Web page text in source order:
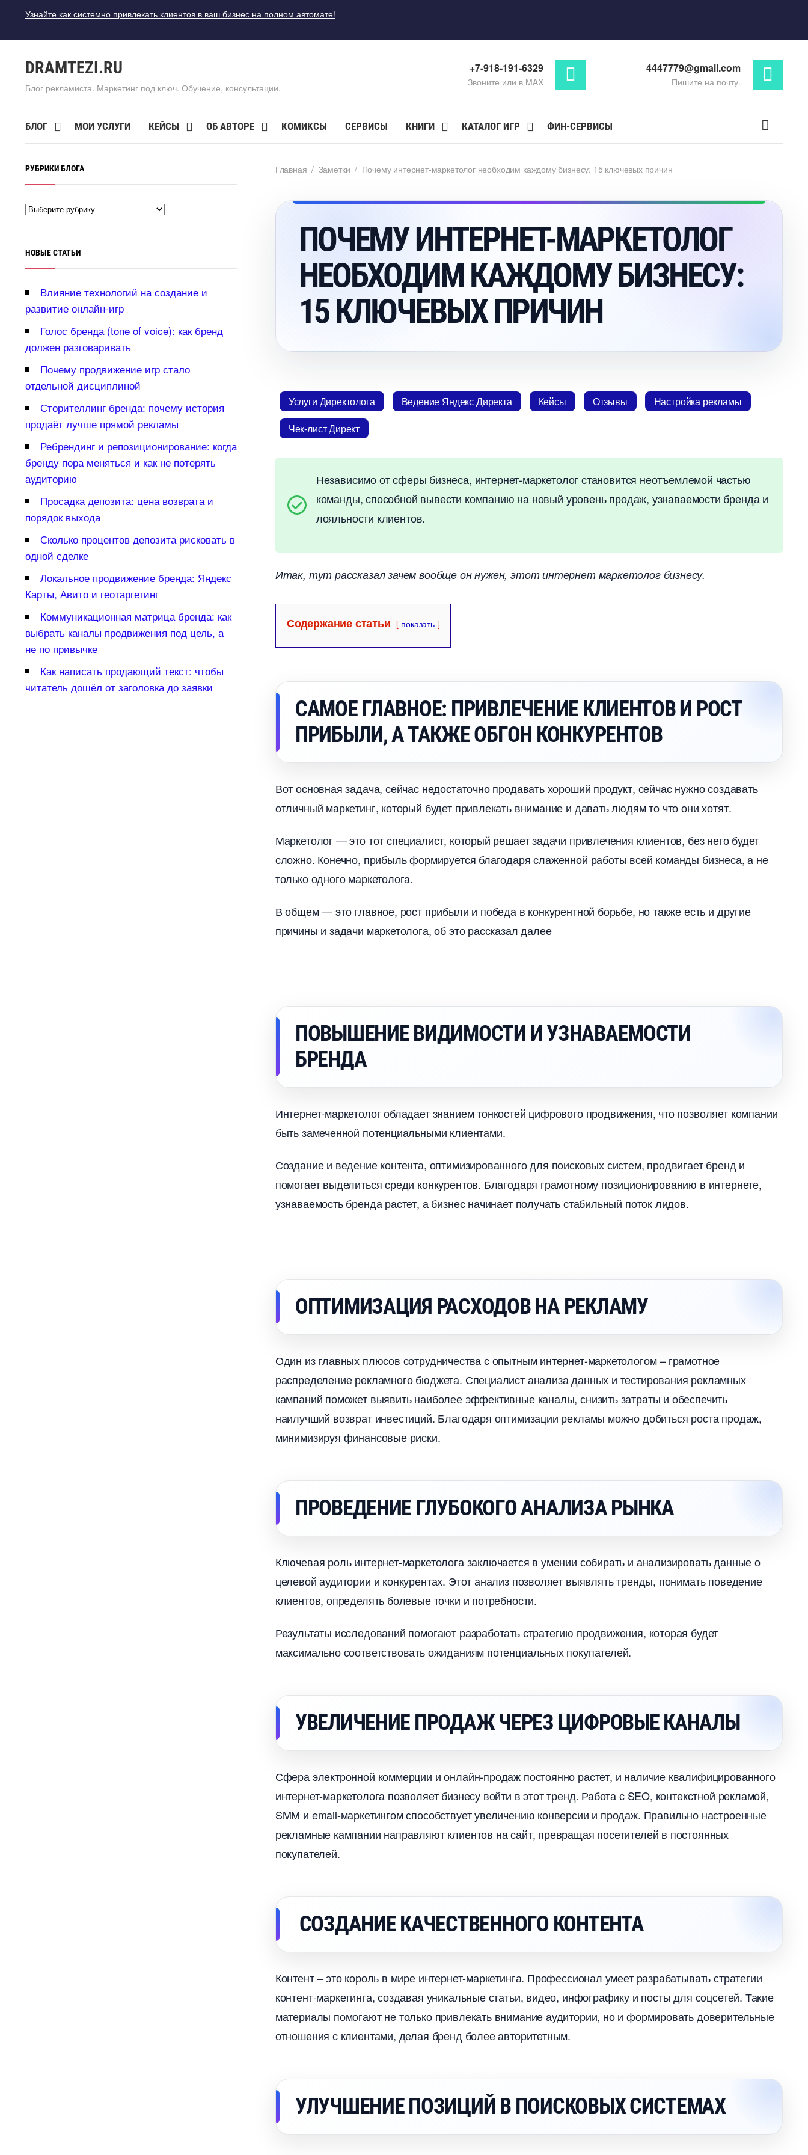
Узнайте как системно привлекать клиентов в ваш бизнес на полном автомате!
DRAMTEZI.RU
Блог рекламиста. Маркетинг под ключ. Обучение, консультации.
+7-918-191-6329
Звоните или в MAX
4447779@gmail.com
Пишите на почту.
БЛОГ МОИ УСЛУГИ КЕЙСЫ ОБ АВТОРЕ КОМИКСЫ СЕРВИСЫ КНИГИ КАТАЛОГ ИГР ФИН-СЕРВИСЫ
Главная / Заметки / Почему интернет-маркетолог необходим каждому бизнесу: 15 ключевых причин
ПОЧЕМУ ИНТЕРНЕТ-МАРКЕТОЛОГ
НЕОБХОДИМ КАЖДОМУ БИЗНЕСУ:
15 КЛЮЧЕВЫХ ПРИЧИН
Услуги Директолога едение Яндекс Директа Кейсы Отзывы
Настройка рекламы
Чек-лист Директ
Независимо от сферы бизнеса, интернет-маркетолог становится неотъемлемой частью
команды, способной вывести компанию на новый уровень продаж, узнаваемости бренда и
лояльности клиентов.
Итак, тут рассказал зачем вообще он нужен, этот интернет маркетолог бизнесу.
Содержание статьи показать
САМОЕ ГЛАВНОЕ: ПРИВЛЕЧЕНИЕ КЛИЕНТОВ И РОСТ
ПРИБЫЛИ, А ТАКЖЕ ОБГОН КОНКУРЕНТО
от основная задача, сейчас недостаточно продавать хороший продукт, сейчас нужно создавать
отличный маркетинг, который будет привлекать внимание и давать людям то что они хотят.
Маркетолог — это тот специалист, который решает задачи привлечения клиентов, без него будет
сложно. Конечно, прибыль формируется благодаря слаженной работы всей команды бизнеса, а не
только одного маркетолога.
общем — это главное, рост прибыли и победа в конкурентной борьбе, но также есть и другие
причины и задачи маркетолога, об это рассказал далее
ПОВЫШЕНИЕ ВИДИМОСТИ И УЗНАВАЕМОСТИ
БРЕНДА
Интернет-маркетолог обладает знанием тонкостей цифрового продвижения, что позволяет компании
ыть замеченной потенциальными клиентами.
Создание и ведение контента, оптимизированного для поисковых систем, продвигает бренд и
помогает выделиться среди конкурентов. Благодаря грамотному позиционированию в интернете,
узнаваемость бренда растет, а бизнес начинает получать стабильный поток лидов.
ОПТИМИЗАЦИЯ РАСХОДОВ НА РЕКЛАМУ
Один из главных плюсов сотрудничества с опытным интернет-маркетологом – грамотное
распределение рекламного бюджета. Специалист анализа данных и тестирования рекламных
кампаний поможет выявить наиболее эффективные каналы, снизить затраты и обеспечить
наилучший возврат инвестиций. Благодаря оптимизации рекламы можно добиться роста продаж,
минимизируя финансовые риски.
ПРОВЕДЕНИЕ ГЛУБОКОГО АНАЛИЗА РЫНКА
Ключевая роль интернет-маркетолога заключается в умении собирать и анализировать данные о
целевой аудитории и конкурентах. Этот анализ позволяет выявлять тренды, понимать поведение
клиентов, определять болевые точки и потребности.
Результаты исследований помогают разработать стратегию продвижения, которая будет
максимально соответствовать ожиданиям потенциальных покупателей.
УВЕЛИЧЕНИЕ ПРОДАЖ ЧЕРЕЗ ЦИФРОВЫЕ КАНАЛЫ
Сфера электронной коммерции и онлайн-продаж постоянно растет, и наличие квалифицированного
интернет-маркетолога позволяет бизнесу войти в этот тренд. Работа с SEO, контекстной рекламой,
SMM и email-маркетингом способствует увеличению конверсии и продаж. Правильно настроенные
рекламные кампании направляют клиентов на сайт, превращая посетителей в постоянных
покупателей.
СОЗДАНИЕ КАЧЕСТВЕННОГО КОНТЕНТА
Контент – это король в мире интернет-маркетинга. Профессионал умеет разрабатывать стратегии
контент-маркетинга, создавая уникальные статьи, видео, инфографику и посты для соцсетей. Такие
материалы помогают не только привлекать внимание аудитории, но и формировать доверительные
отношения с клиентами, делая бренд более авторитетным.
УЛУЧШЕНИЕ ПОЗИЦИЙ В ПОИСКОВЫХ СИСТЕМАХ
РУБРИКИ БЛОГА
НОВЫЕ СТАТЬИ
лияние технологий на создание и
развитие онлайн-игр
Голос бренда (tone of voice): как бренд
должен разговаривать
Почему продвижение игр стало
отдельной дисциплиной
Сторителлинг бренда: почему история
продаёт лучше прямой рекламы
Ребрендинг и репозиционирование: когда
ренду пора меняться и как не потерять
аудиторию
Просадка депозита: цена возврата и
порядок выхода
Сколько процентов депозита рисковать
одной сделке
Локальное продвижение бренда: Яндекс
Карты, Авито и геотаргетин
Коммуникационная матрица бренда: как
ыбрать каналы продвижения под цель, а
не по привычке
Как написать продающий текст: чтобы
читатель дошёл от заголовка до заявки